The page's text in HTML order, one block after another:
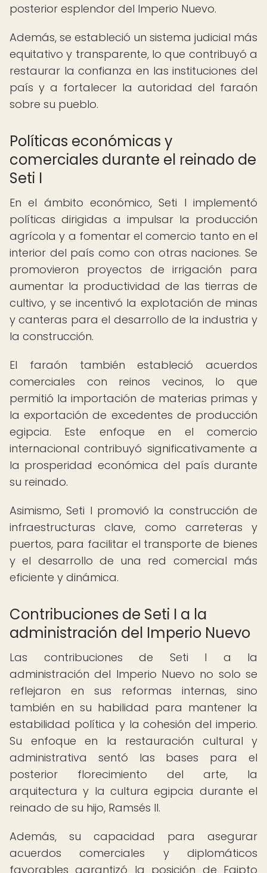
posterior esplendor del Imperio Nuevo.
Además, se estableció un sistema judicial más
equitativo y transparente, lo que contribuyó a
restaurar la confianza en las instituciones del
país y a fortalecer la autoridad del faraón
sobre su pueblo.
Políticas económicas y
comerciales durante el reinado de
Seti I
En el ámbito económico, Seti I implementó
políticas dirigidas a impulsar la producción
agrícola y a fomentar el comercio tanto en el
interior del país como con otras naciones. Se
promovieron proyectos de irrigación para
aumentar la productividad de las tierras de
cultivo, y se incentivó la explotación de minas
y canteras para el desarrollo de la industria y
la construcción.
El faraón también estableció acuerdos
comerciales con reinos vecinos, lo que
permitió la importación de materias primas y
la exportación de excedentes de producción
egipcia. Este enfoque en el comercio
internacional contribuyó significativamente a
la prosperidad económica del país durante
su reinado.
Asimismo, Seti I promovió la construcción de
infraestructuras clave, como carreteras y
puertos, para facilitar el transporte de bienes
y el desarrollo de una red comercial más
eficiente y dinámica.
Contribuciones de Seti I a la
administración del Imperio Nuevo
Las contribuciones de Seti I a la
administración del Imperio Nuevo no solo se
reflejaron en sus reformas internas, sino
también en su habilidad para mantener la
estabilidad política y la cohesión del imperio.
Su enfoque en la restauración cultural y
administrativa sentó las bases para el
posterior florecimiento del arte, la
arquitectura y la cultura egipcia durante el
reinado de su hijo, Ramsés II.
Además, su capacidad para asegurar
acuerdos comerciales y diplomáticos
favorables garantizó la posición de Egipto